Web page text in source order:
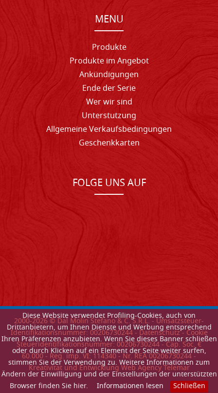
Diese Website verwendet Profiling-Cookies, auch von
Drittanbietern, um Ihnen Dienste und Werbung entsprechend
Ihren Präferenzen anzubieten. Wenn Sie dieses Banner schließen
oder durch Klicken auf ein Element der Seite weiter surfen,
stimmen Sie der Verwendung zu. Weitere Informationen zum
Ändern der Einwilligung und der Einstellungen der unterstützten
Browser finden Sie hier.
Informationen lesen Schließen
MENU
Produkte
Produkte im Angebot
Ankündigungen
Ende der Serie
Wer wir sind
Unterstutzung
Allgemeine Verkaufsbedingungen
Geschenkkarten
FOLGE UNS AUF
2000-2026© Dal Molin Stefano & C. S.R.L. - Umsatzsteuer-
Identifikationsnummer: 00206730244 -Datenschutz-Cookie
Steueridentifikationsnummer: 00206730244 - Cap. Soc. €
60.000 - Reg. imp. VI: 114340 - Nr. REA 00206730244 -
Kreativitat und Entwicklung Web Agency Telemar